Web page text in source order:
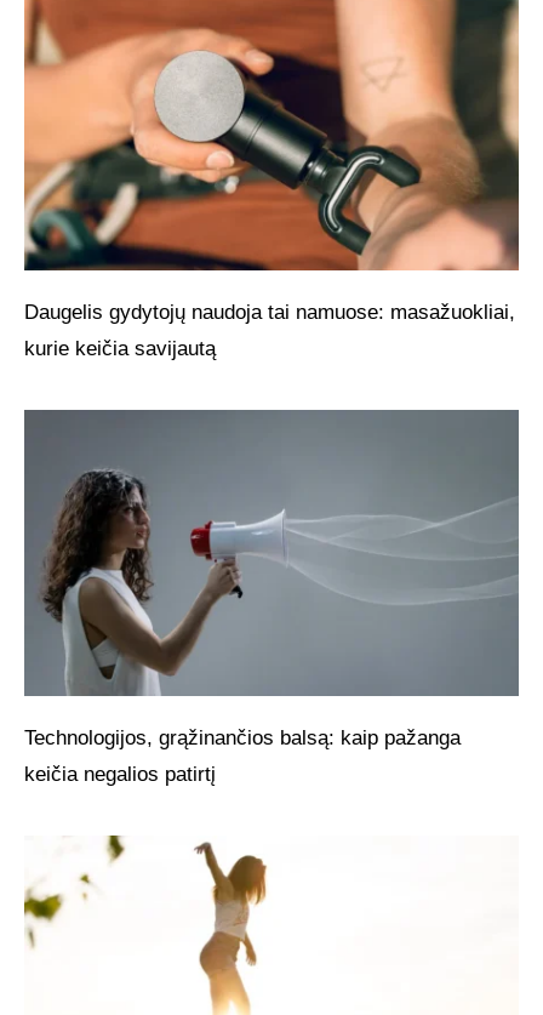
Daugelis gydytojų naudoja tai namuose: masažuokliai,
kurie keičia savijautą
Technologijos, grąžinančios balsą: kaip pažanga
keičia negalios patirtį